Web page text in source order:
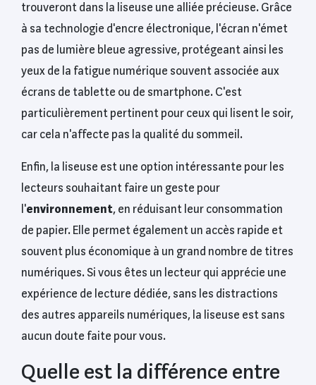
trouveront dans la liseuse une alliée précieuse. Grâce
à sa technologie d'encre électronique, l'écran n'émet
pas de lumière bleue agressive, protégeant ainsi les
yeux de la fatigue numérique souvent associée aux
écrans de tablette ou de smartphone. C'est
particulièrement pertinent pour ceux qui lisent le soir,
car cela n'affecte pas la qualité du sommeil.
Enfin, la liseuse est une option intéressante pour les
lecteurs souhaitant faire un geste pour
l'environnement, en réduisant leur consommation
de papier. Elle permet également un accès rapide et
souvent plus économique à un grand nombre de titres
numériques. Si vous êtes un lecteur qui apprécie une
expérience de lecture dédiée, sans les distractions
des autres appareils numériques, la liseuse est sans
aucun doute faite pour vous.
Quelle est la différence entre